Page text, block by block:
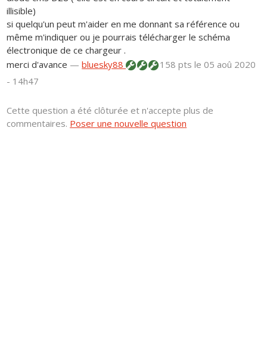
illisible)
si quelqu'un peut m'aider en me donnant sa référence ou
même m'indiquer ou je pourrais télécharger le schéma
électronique de ce chargeur .
merci d'avance —bluesky88 158 ptsle 05 aoû 2020
- 14h47
Cette question a été clôturée et n'accepte plus de
commentaires. Poser une nouvelle question